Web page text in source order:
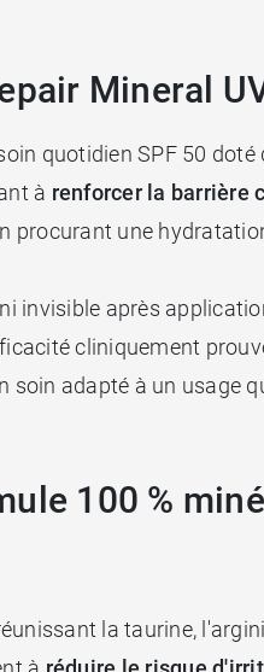
Mineral
quotidien SPF 50
à renforcer la barrière
procurant une
invisible après
cliniquement
adapté à un usage
100 %
la taurine,